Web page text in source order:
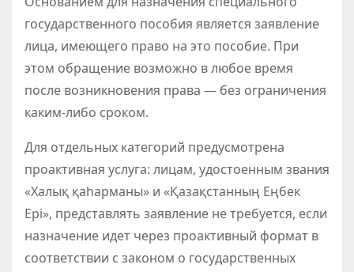
государственного пособия является заявление
лица, имеющего право на это пособие. При
этом обращение возможно в любое время
после возникновения права — без ограничения
каким-либо сроком.
Для отдельных категорий предусмотрена
проактивная услуга: лицам, удостоенным звания
«Халық қаһарманы» и «Қазақстанның Еңбек
Ері», представлять заявление не требуется, если
назначение идет через проактивный формат в
соответствии с законом о государственных